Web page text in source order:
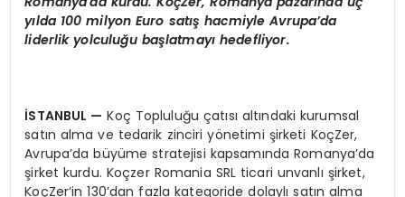
yılda 100 milyon Euro satışhacmiyle Avrupa’da
liderlik yolculuğu başlatmayı hedefliyor.
İSTANBUL — Koç Topluluğu çatısı altındaki kurumsal
satın alma ve tedarik zinciri yönetimi şirketi KoçZer,
Avrupa’da büyüme stratejisi kapsamında Romanya’da
şirket kurdu. Koçzer Romania SRL ticari unvanlı şirket,
KoçZer’in 130’dan fazla kategoride dolaylı satın alma